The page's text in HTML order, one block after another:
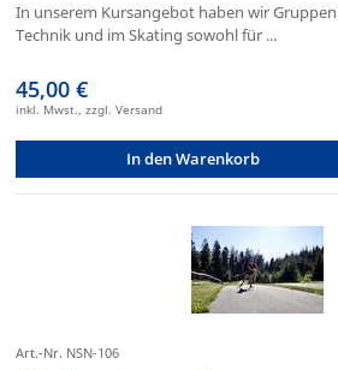
In unserem Kursangebot haben wir
Technik und im Skating sowohl für ...
45,00 €
inkl. Mwst., zzgl. Versand
In den Warenkorb
Art.-Nr. NSN-106